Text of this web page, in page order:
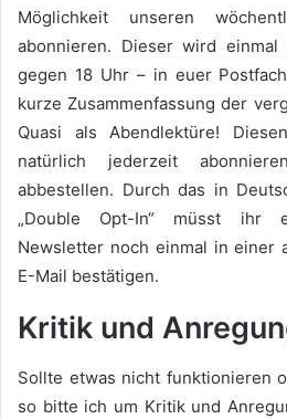
Möglichkeit unseren
abonnieren. Dieser wird
gegen 18 Uhr – in euer
kurze Zusammenfassung der
Quasi als Abendlektüre!
natürlich jederzeit
abbestellen. Durch das in
„Double Opt-In“ müsst ihr
Newsletter noch einmal in einer
E-Mail bestätigen.
Kritik und
Sollte etwas nicht funktionieren
so bitte ich um Kritik und